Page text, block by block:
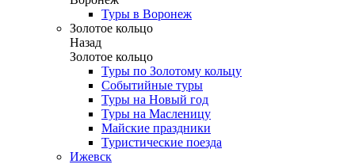
Туры в Воронеж
Золотое кольцо
Назад
Золотое кольцо
Туры по Золотому кольцу
Событийные туры
Туры на Новый год
Туры на Масленицу
Майские праздники
Туристические поезда
Ижевск